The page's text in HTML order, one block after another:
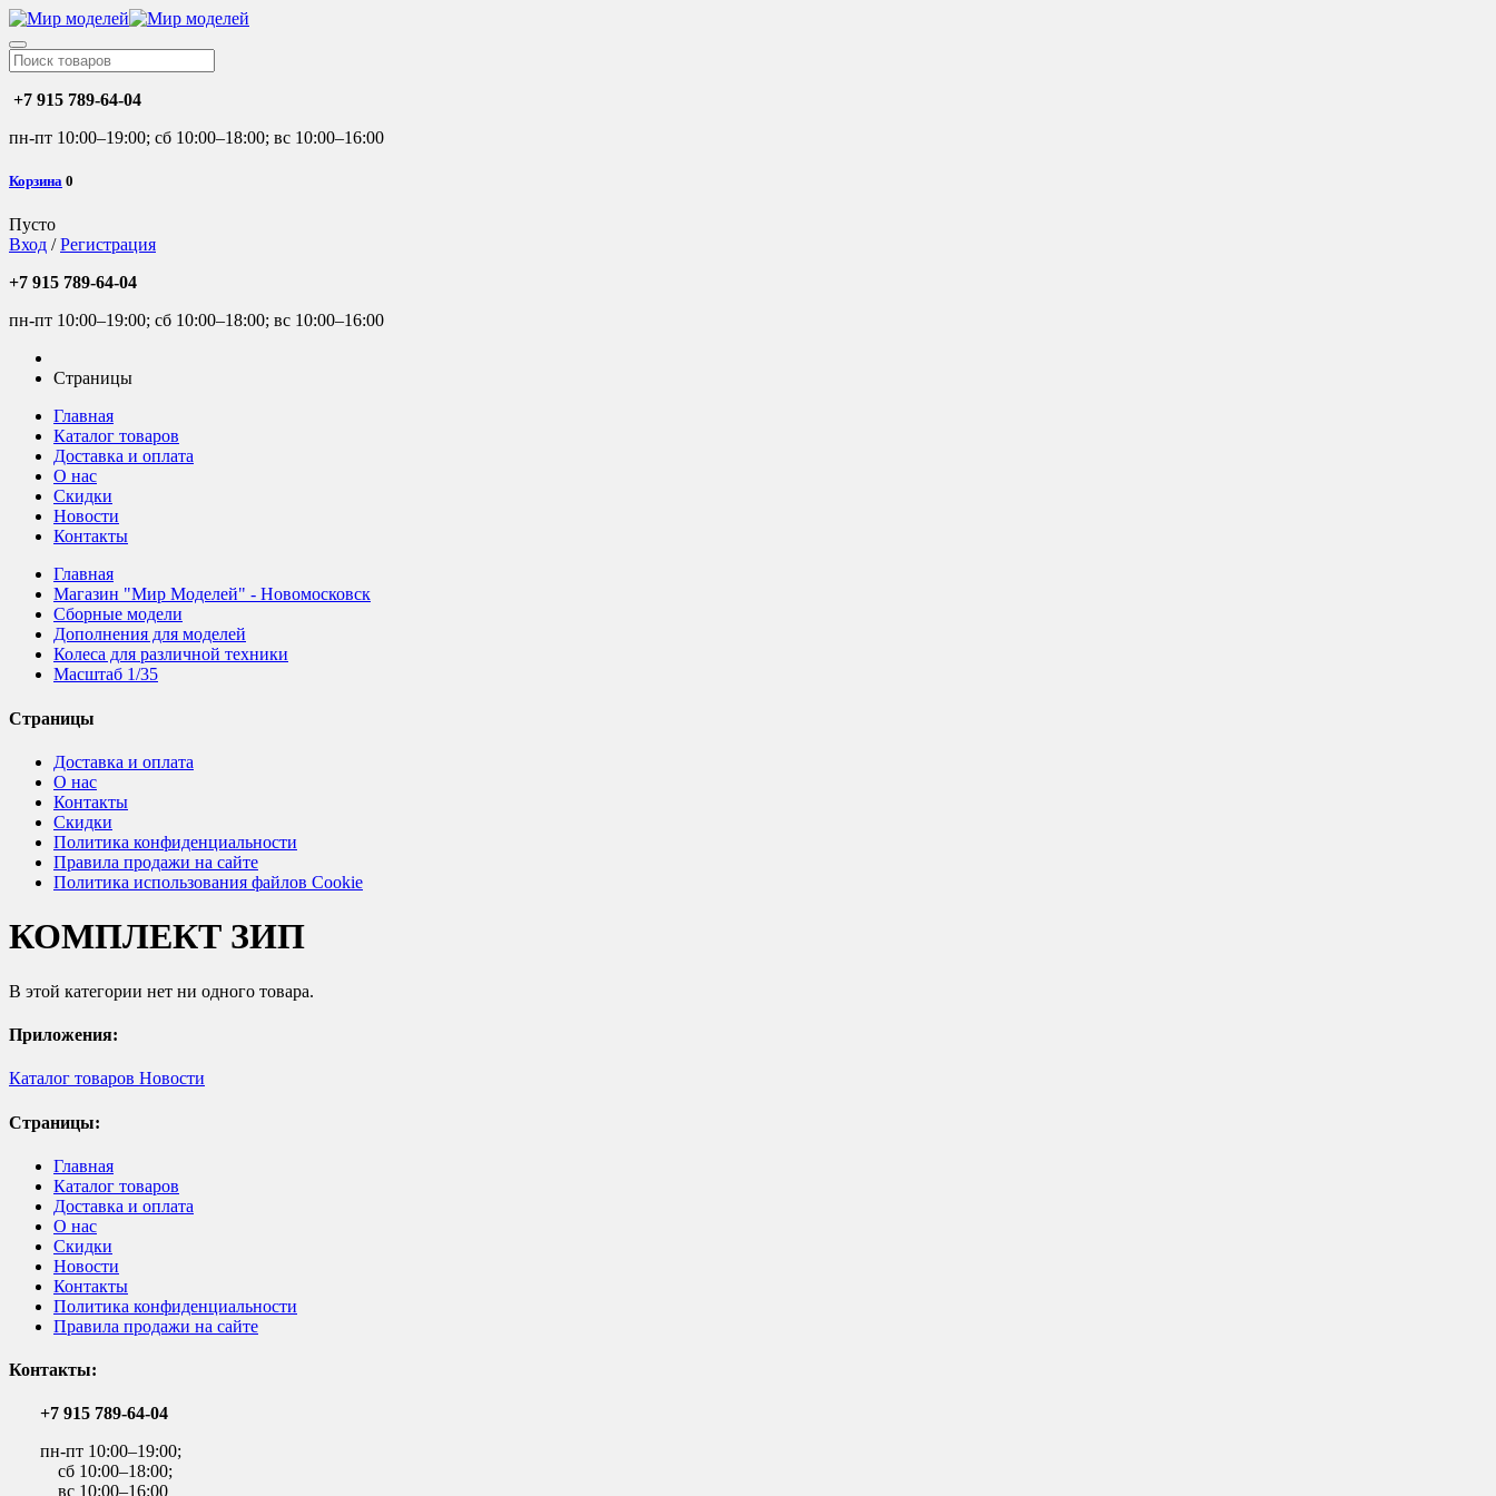
+7 915 789-64-04
пн-пт 10:00–19:00; сб 10:00–18:00; вс 10:00–16:00
Корзина 0
Пусто
Вход /Регистрация
+7 915 789-64-04
пн-пт 10:00–19:00; сб 10:00–18:00; вс 10:00–16:00
Страницы
Главная
Каталог товаров
Доставка и оплата
О нас
Скидки
Новости
Контакты
Главная
Магазин "Мир Моделей" - Новомосковск
Сборные модели
Дополнения для моделей
Колеса для различной техники
Масштаб 1/35
Страницы
Доставка и оплата
О нас
Контакты
Скидки
Политика конфиденциальности
Правила продажи на сайте
Политика использования файлов Cookie
КОМПЛЕКТ ЗИП
В этой категории нет ни одного товара.
Приложения:
Каталог товаров Новости
Страницы:
Главная
Каталог товаров
Доставка и оплата
О нас
Скидки
Новости
Контакты
Политика конфиденциальности
Правила продажи на сайте
Контакты:
+7 915 789-64-04
пн-пт 10:00–19:00;
сб 10:00–18:00;
вс 10:00–16:00